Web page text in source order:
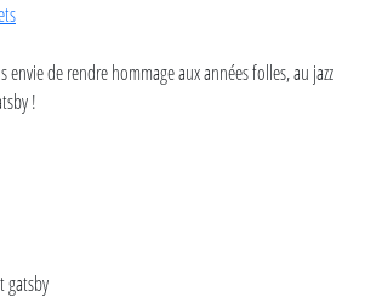
envie de rendre hommage aux années folles, au jazz
!